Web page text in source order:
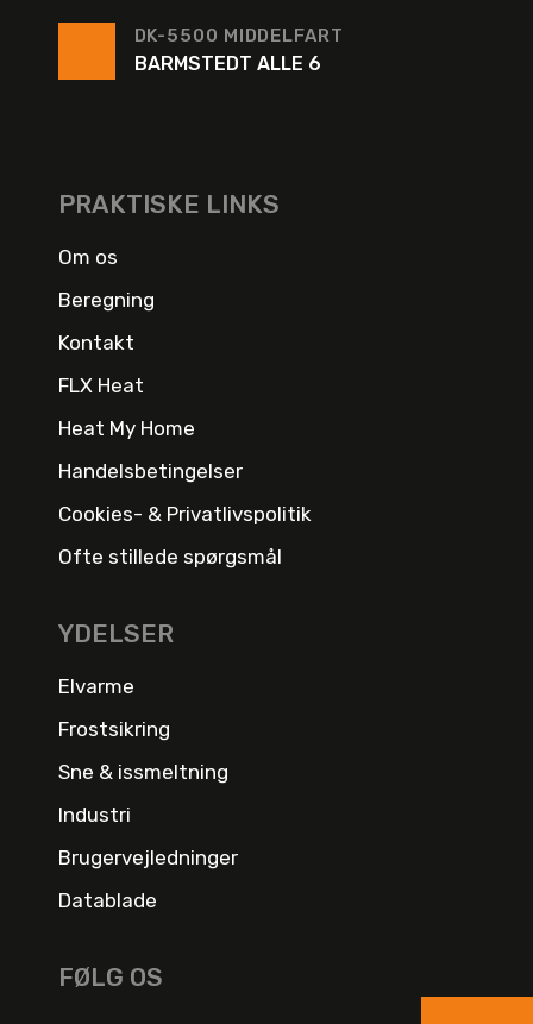
DK-5500 MIDDELFART
BARMSTEDT ALLE 6
PRAKTISKE LINKS
Om os
Beregning
Kontakt
FLX Heat
Heat My Home
Handelsbetingelser
Cookies- & Privatlivspolitik
Ofte stillede spørgsmål
YDELSER
Elvarme
Frostsikring
Sne & issmeltning
Industri
Brugervejledninger
Datablade
FØLG OS